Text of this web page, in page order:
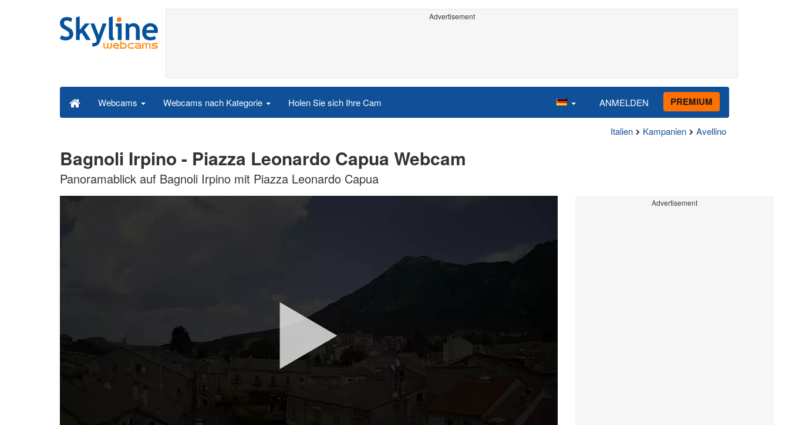
Advertisement
Webcams Webcams nach Kategorie Holen Sie sich Ihre Cam ANMELDEN PREMIUM
Italien Kampanien Avellino
Bagnoli Irpino - Piazza Leonardo Capua Webcam
Panoramablick auf Bagnoli Irpino mit Piazza Leonardo Capua
Advertisement